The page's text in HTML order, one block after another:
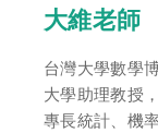
大維老師
台灣大學數學
大學助理教授
專長統計、機